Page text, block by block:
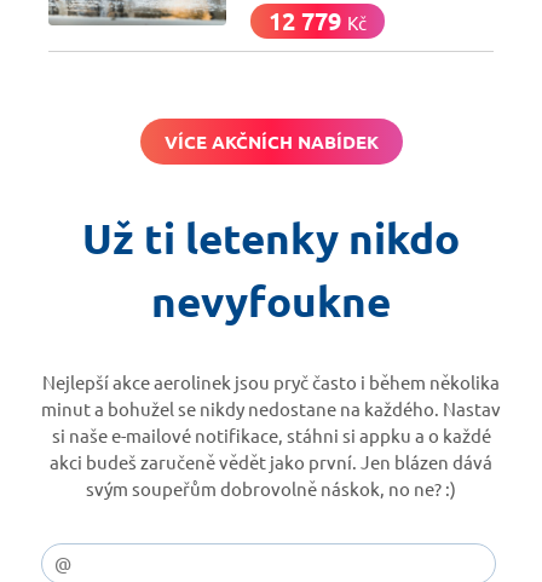
12 779 Kč
VÍCE AKČNÍCH NABÍDEK
Už ti letenky nikdo
nevyfoukne
Nejlepší akce aerolinek jsou pryč často i během několika
minut a bohužel se nikdy nedostane na každého. Nastav
si naše e-mailové notifikace, stáhni si appku a o každé
akci budeš zaručeně vědět jako první. Jen blázen dává
svým soupeřům dobrovolně náskok, no ne? :)